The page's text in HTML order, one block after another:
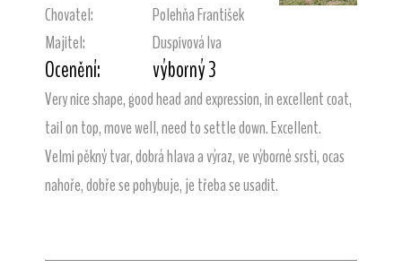
Chovatel:
Polehňa František
Majitel:
Duspivová Iva
Ocenění: výborný 3
Very nice shape, good head and expression, in excellent coat,
tail on top, move well, need to settle down. Excellent.
Velmi pěkný tvar, dobrá hlava a výraz, ve výborné srsti, ocas
nahoře, dobře se pohybuje, je třeba se usadit.